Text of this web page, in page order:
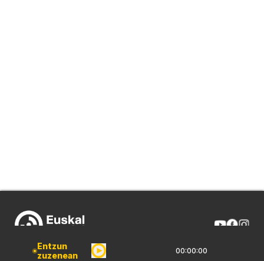
Entzun
zuzenean
00:00:00